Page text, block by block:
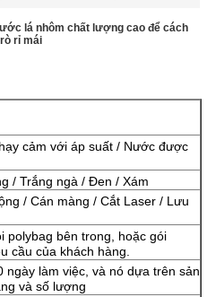
lá nhôm chất lượng cao để cách
rỉ mái
cảm với áp suất / Nước được
/ Trắng ngà / Đen / Xám
/ Cán màng / Cắt Laser / Lưu
polybag bên trong, hoặc gói
cầu của khách hàng.
ngày làm việc, và nó dựa trên sản
và số lượng